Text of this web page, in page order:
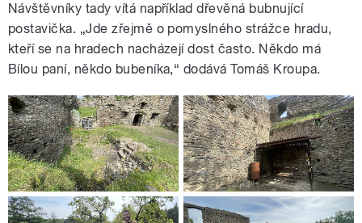
Návštěvníky tady vítá například dřevěná bubnující
postavička. „Jde zřejmě o pomyslného strážce hradu,
kteří se na hradech nacházejí dost často. Někdo má
Bílou paní, někdo bubeníka,“ dodává Tomáš Kroupa.